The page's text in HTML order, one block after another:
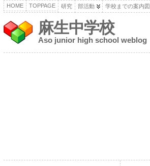
HOME TOPPAGE 研究 部活動 学校までの案内図
麻生中学校
Aso junior high school weblog